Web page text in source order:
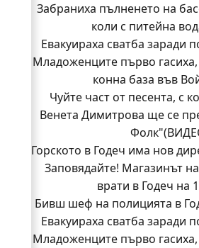
Забраниха пълненето на
коли с питейна
Евакуираха сватба заради
Младоженците първо
конна база във
Чуйте част от песента, с
Венета Димитрова ще се
Горското в Годеч има нов
Заповядайте! Магазинът
врати в Годеч на
Бивш шеф на полицията в
Видин
Кой подпали гората край
Евакуираха сватба заради
Младоженците първо